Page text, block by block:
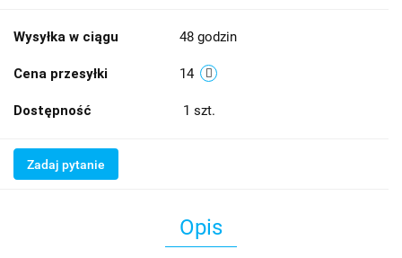
Wysyłka w ciągu 48 godzin
Cena przesyłki 14
Dostępność 1 szt.
Zadaj pytanie
Opis